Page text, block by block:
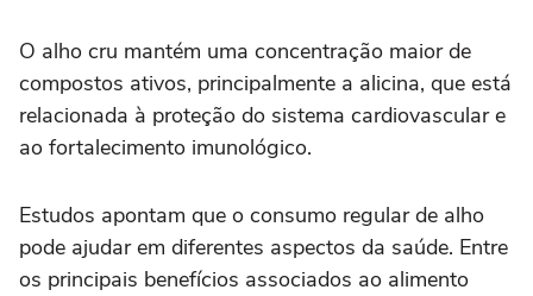
O alho cru mantém uma concentração maior de
compostos ativos, principalmente a alicina, que está
relacionada à proteção do sistema cardiovascular e
ao fortalecimento imunológico.
Estudos apontam que o consumo regular de alho
pode ajudar em diferentes aspectos da saúde. Entre
os principais benefícios associados ao alimento